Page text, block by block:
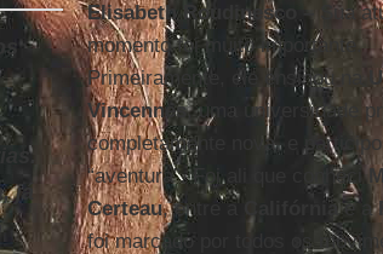
já
Elisabeth Roudinesco –
Sua
momento foi muito importante.
Primeiramente, ele ensinou na
Vincennes, uma universidade
completamente nova, e
“aventura”. Foi ali que conheci
Certeau, entre a Califórniae a
foi marcado por todos os